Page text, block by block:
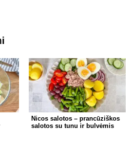
Nicos salotos – prancūziškos
salotos su tunu ir bulvėmis